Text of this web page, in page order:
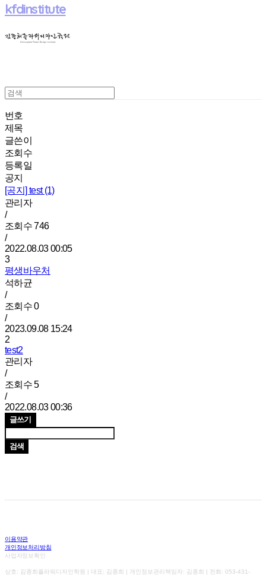
kfdinstitute
번호
제목
글쓴이
조회수
등록일
공지
[공지] test (1)
관리자
/
조회수746
/
2022.08.03 00:05
3
평생바우처
석하균
/
조회수0
/
2023.09.08 15:24
2
test2
관리자
/
조회수5
/
2022.08.03 00:36
글쓰기
검색
이용약관
개인정보처리방침
사업자정보확인
상호: 김종희플라워디자인학원 | 대표: 김종희 | 개인정보관리책임자: 김종희 | 전화: 053-431-